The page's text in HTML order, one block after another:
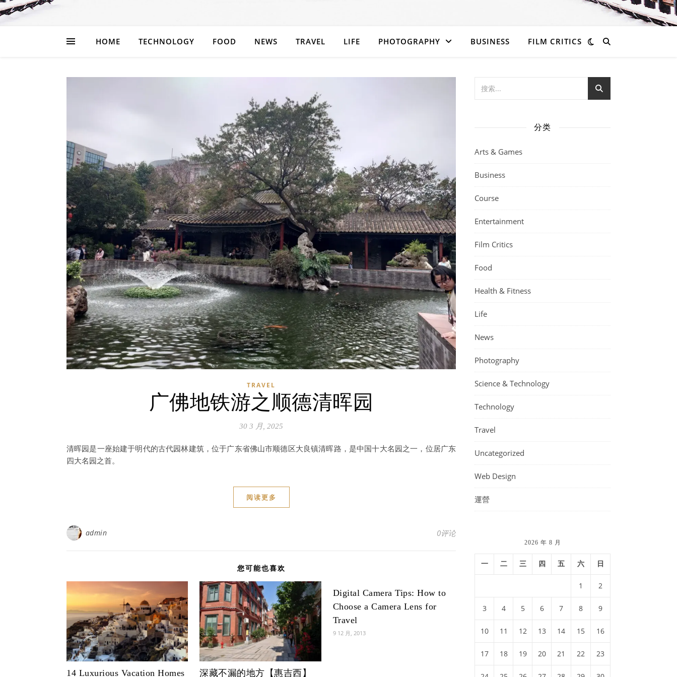
HOME TECHNOLOGY FOOD NEWS TRAVEL LIFE PHOTOGRAPHY BUSINESS FILM CRITICS
TRAVEL
广佛地铁游之顺德清晖园
30 3 月, 2025
清晖园是一座始建于明代的古代园林建筑，位于广东省佛山市顺德区大良镇清晖路，是中国十大名园之一，位居广东
四大名园之首。
阅读更多
admin 0评论
您可能也喜欢
14 Luxurious Vacation Homes 深藏不漏的地方【惠吉西】
Digital Camera Tips: How to
Choose a Camera Lens for
Travel
9 12 月, 2013
分类
Arts & Games
Business
Course
Entertainment
Film Critics
Food
Health & Fitness
Life
News
Photography
Science & Technology
Technology
Travel
Uncategorized
Web Design
運營
2026 年 8 月
一 二 三 四 五 六 日
1 2
3 4 5 6 7 8 9
10 11 12 13 14 15 16
17 18 19 20 21 22 23